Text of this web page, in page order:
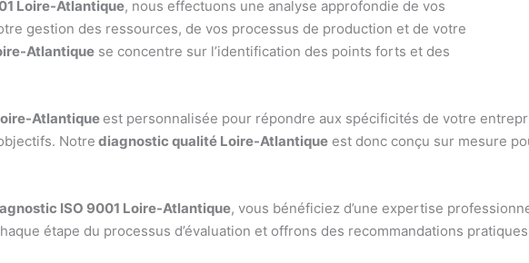
Loire-Atlantique, nous effectuons une analyse approfondie de vos
gestion des ressources, de vos processus de production et de votre
Atlantique se concentre sur l’identification des points forts et des
Atlantique est personnalisée pour répondre aux spécificités de votre
Notre diagnostic qualité Loire-Atlantique est donc conçu sur mesure
ISO 9001 Loire-Atlantique, vous bénéficiez d’une expertise
étape du processus d’évaluation et offrons des recommandations